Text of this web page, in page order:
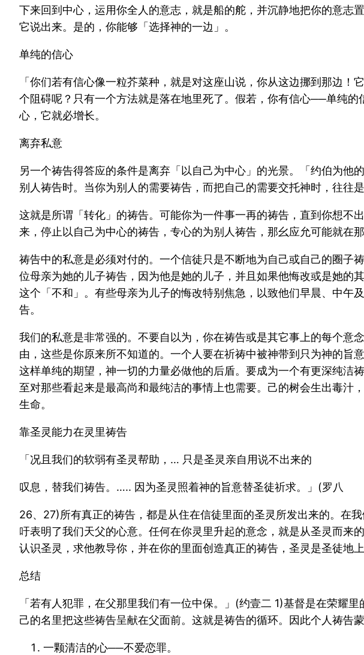
下来回到中心，运用你全人的意志，就是船的舵，并沉静地把你的意
它说出来。是的，你能够「选择神的一边」。
单纯的信心
「你们若有信心像一粒芥菜种，就是对这座山说，你从这边挪到那边
个阻碍呢？只有一个方法就是落在地里死了。假若，你有信心──单纯
心，它就必增长。
离弃私意
另一个祷告得答应的条件是离弃「以自己为中心」的光景。「约伯为
别人祷告时。当你为别人的需要祷告，而把自己的需要交托神时，往往
这就是所谓「转化」的祷告。可能你为一件事一再的祷告，直到你想不
来，停止以自己为中心的祷告，专心的为别人祷告，那幺应允可能就在
祷告中的私意是必须对付的。一个信徒只是不断地为自己或自己的圈子
位母亲为她的儿子祷告，因为他是她的儿子，并且如果他悔改或是她
这个「不和」。有些母亲为儿子的悔改特别焦急，以致他们早晨、中
告。
我们的私意是非常强的。不要自以为，你在祷告或是其它事上的每个意
由，这些是你原来所不知道的。一个人要在祈祷中被神带到只为神的
这样单纯的期望，神一切的力量必做他的后盾。要成为一个有更深纯
至对那些看起来是最高尚和最纯洁的事情上也需要。己的树会生出毒
生命。
靠圣灵能力在灵里祷告
「况且我们的软弱有圣灵帮助，… 只是圣灵亲自用说不出来的
叹息，替我们祷告。….. 因为圣灵照着神的旨意替圣徒祈求。」(罗八
26、27)所有真正的祷告，都是从住在信徒里面的圣灵所发出来的。在
吁表明了我们天父的心意。任何在你灵里升起的意念，就是从圣灵而
认识圣灵，求他教导你，并在你的里面创造真正的祷告，圣灵是圣徒地
总结
「若有人犯罪，在父那里我们有一位中保。」(约壹二 1)基督是在荣耀
己的名里把这些祷告呈献在父面前。这就是祷告的循环。因此个人祷告
一颗清洁的心──不爱恋罪。